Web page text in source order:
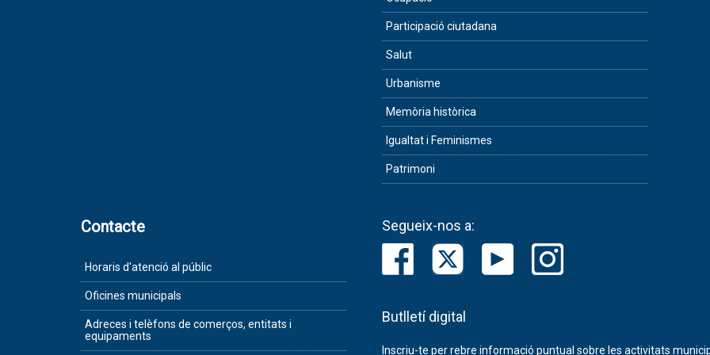
Participació ciutadana
Salut
Urbanisme
Memòria històrica
Igualtat i Feminismes
Patrimoni
Contacte
Horaris d'atenció al públic
Oficines municipals
Adreces i telèfons de comerços, entitats i
equipaments
Segueix-nos a:
Butlletí digital
Inscriu-te per rebre informació puntual sobre les activitats